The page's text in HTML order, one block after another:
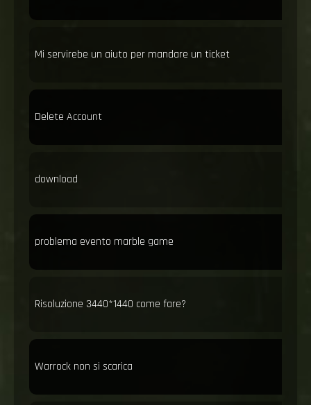
Mi servirebe un aiuto per mandare un ticket
Delete Account
download
problema evento marble game
Risoluzione 3440*1440 come fare?
Warrock non si scarica